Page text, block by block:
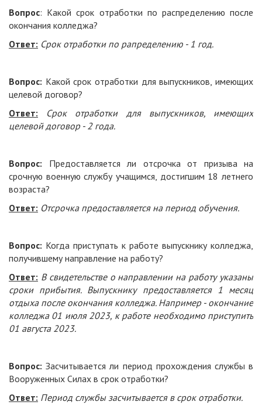
Вопрос: Какой срок отработки по распределению после
окончания колледжа?
Ответ: Срок отработки по рапределению - 1 год.
Вопрос: Какой срок отработки для выпускников, имеющих
целевой договор?
Ответ:
Срок отработки для выпускников, имеющих
целевой договор - 2 года.
Вопрос: Предоставляется ли отсрочка от призыва на
срочную военную службу учащимся, достигшим 18 летнего
возраста?
Ответ: Отсрочка предоставляется на период обучения.
Вопрос: Когда приступать к работе выпускнику колледжа,
получившему направление на работу?
Ответ: В свидетельстве о направлении на работу указаны
сроки прибытия. Выпускнику предоставляется 1 месяц
отдыха после окончания колледжа. Например - окончание
колледжа 01 июля 2023, к работе необходимо приступить
01 августа 2023.
Вопрос: Засчитывается ли период прохождения службы в
Вооруженных Силах в срок отработки?
Ответ: Период службы засчитывается в срок отработки.